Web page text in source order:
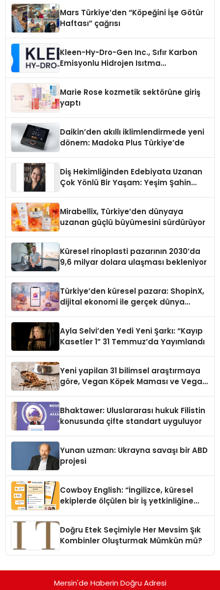
Mars Türkiye’den “Köpeğini İşe Götür
Haftası” çağrısı
Kleen-Hy-Dro-Gen Inc., Sıfır Karbon
Emisyonlu Hidrojen Isıtma
Marie Rose kozmetik sektörüne giriş
yaptı
Daikin’den akıllı iklimlendirmede yeni
dönem: Madoka Plus Türkiye’de
Diş Hekimliğinden Edebiyata Uzanan
Çok Yönlü Bir Yaşam: Yeşim Şahin
Mirabellix, Türkiye’den dünyaya
uzanan güçlü büyümesini sürdürüyor
Küresel rinoplasti pazarının 2030’da
9,6 milyar dolara ulaşması bekleniyor
Türkiye’den küresel pazara: ShopinX,
dijital ekonomi ile gerçek dünya
Ayla Selvi’den Yedi Yeni Şarkı: “Kayıp
Kasetler 1” 31 Temmuz’da Yayımlandı
Yeni yapilan 31 bilimsel araştırmaya
göre, Vegan Köpek Maması ve Vegan
Bhaktawer: Uluslararası hukuk Filistin
konusunda çifte standart uyguluyor
Yunan uzman: Ukrayna savaşı bir ABD
projesi
Cowboy English: “İngilizce, küresel
ekiplerde ölçülen bir iş yetkinliğine
Doğru Etek Seçimiyle Her Mevsim Şık
Kombinler Oluşturmak Mümkün mü?
Mersin'de Haberin Doğru Adresi